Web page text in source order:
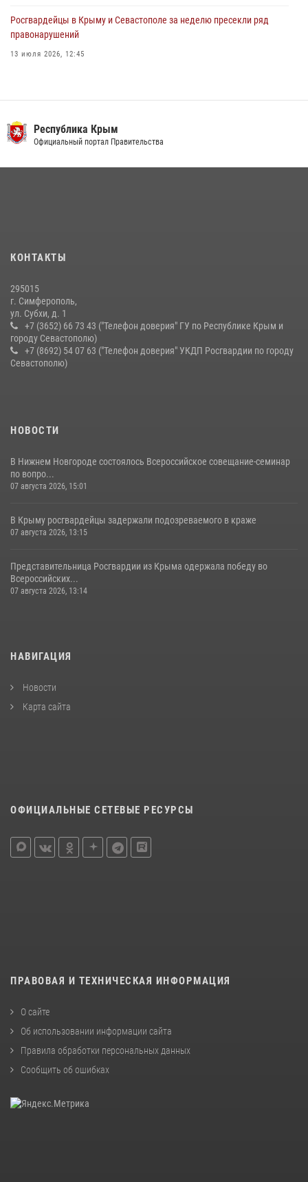
Росгвардейцы в Крыму и Севастополе за неделю пресекли ряд
правонарушений
13 июля 2026, 12:45
В Ялте росгвардейцы задержали подозреваемого в краже
10 июля 2026, 15:10
Республика Крым
Официальный портал Правительства
КОНТАКТЫ
295015
г. Симферополь,
ул. Субхи, д. 1
+7 (3652) 66 73 43 ("Телефон доверия" ГУ по Республике Крым и
городу Севастополю)
+7 (8692) 54 07 63 ("Телефон доверия" УКДП Росгвардии по городу
Севастополю)
НОВОСТИ
В Нижнем Новгороде состоялось Всероссийское совещание-семинар
по вопро...
07 августа 2026, 15:01
В Крыму росгвардейцы задержали подозреваемого в краже
07 августа 2026, 13:15
Представительница Росгвардии из Крыма одержала победу во
Всероссийских...
07 августа 2026, 13:14
НАВИГАЦИЯ
Новости
Карта сайта
ОФИЦИАЛЬНЫЕ СЕТЕВЫЕ РЕСУРСЫ
ПРАВОВАЯ И ТЕХНИЧЕСКАЯ ИНФОРМАЦИЯ
О сайте
Об использовании информации сайта
Правила обработки персональных данных
Сообщить об ошибках